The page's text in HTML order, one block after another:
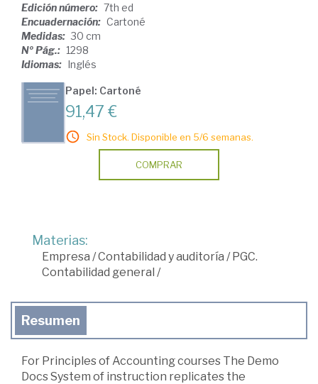
Edición número: 7th ed
Encuadernación: Cartoné
Medidas: 30 cm
Nº Pág.: 1298
Idiomas: Inglés
Papel: Cartoné
91,47 €
Sin Stock. Disponible en 5/6 semanas.
COMPRAR
Materias:
Empresa /Contabilidad y auditoría /PGC.
Contabilidad general /
Resumen
For Principles of Accounting courses The Demo
Docs System of instruction replicates the